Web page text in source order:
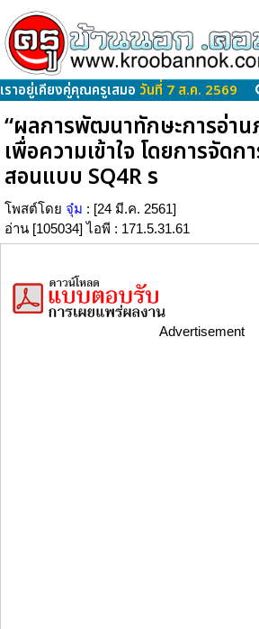
เราอยู่เคียงคู่คุณครูเสมอ วันที่ 7 ส.ค. 2569
“ผลการพัฒนาทักษะการอ่า
เพื่อความเข้าใจ โดยการจัดก
สอนแบบ SQ4R ร
โพสต์โดย จุ๋ม : [24 มี.ค. 2561]
อ่าน [105034] ไอพี : 171.5.31.61
Advertisement